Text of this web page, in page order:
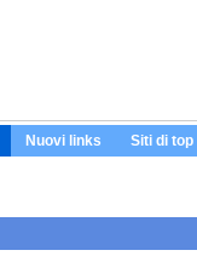
Nuovi links Siti di top